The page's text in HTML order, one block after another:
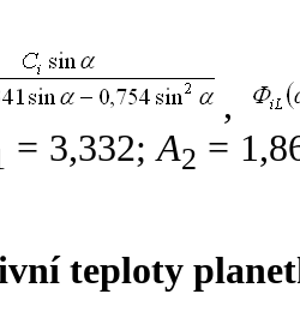
,
= 3,332;A2 =
teploty